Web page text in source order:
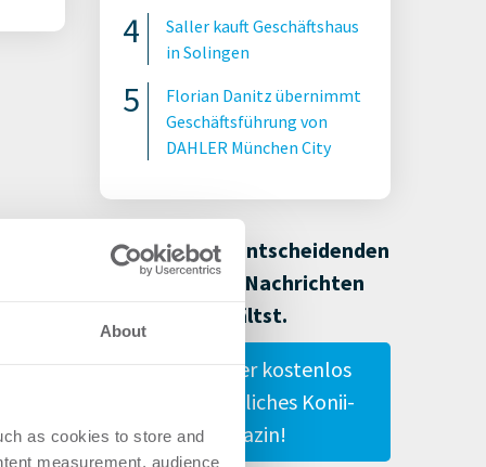
About
as cookies to store and
measurement, audience
Saller kauft Geschäftshaus
in Solingen
Florian Danitz übernimmt
Geschäftsführung von
DAHLER München City
Damit Du alle entscheidenden
Immobilien-Nachrichten
erhältst.
Gestalte hier kostenlos
Dein persönliches Konii-
Magazin!